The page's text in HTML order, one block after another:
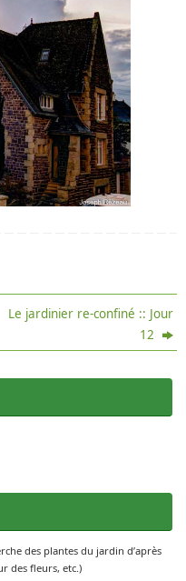
Le jardinier re-confiné :: Jour
12
des plantes du jardin d’après
des fleurs, etc.)